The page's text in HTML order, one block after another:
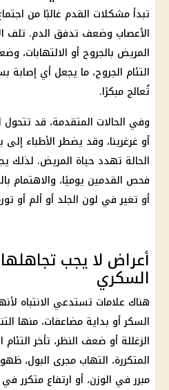
تبدأ مشكلات القدم غالبًا من
الأعصاب وضعف تدفق الدم. تلف
المريض بالجروح أو الالتهابات،
التئام الجروح، ما يجعل أي إصابة
تُعالج مبكرًا.
وفي الحالات المتقدمة، قد
أو غرغرينا، وقد يضطر الأطباء
الحالة تهدد حياة المريض.
فحص القدمين يوميًا، والاهتمام
أو تغير في لون الجلد أو ألم أو
أعراض لا يجب
السكري
هناك علامات تستدعي الانتباه
السكر أو بداية مضاعفات، منها
الزغللة أو ضعف النظر، تأخر التئام
المتكررة، التهاب مجرى البول،
مبرر في الوزن، أو ارتفاع متكرر